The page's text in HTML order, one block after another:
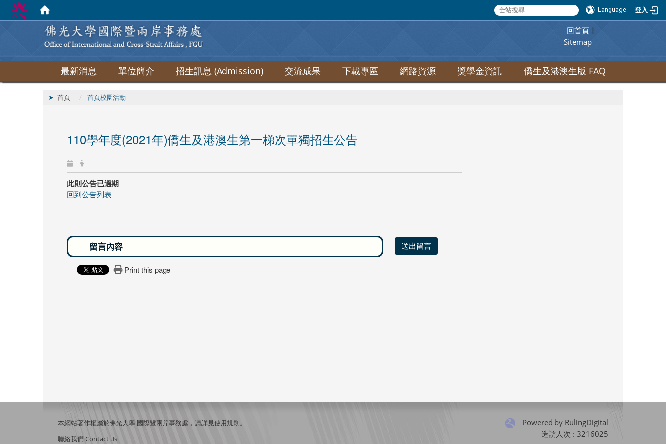
Language 登入
:::
回首頁 |
Sitemap
最新消息 單位簡介 招生訊息 (Admission) 交流成果 下載專區 網路資源 獎學金資訊 僑生及港澳生版 FAQ
首頁 首頁校園活動
110學年度(2021年)僑生及港澳生第一梯次單獨招生公告
此則公告已過期
回到公告列表
送出留言
Print this page
本網站著作權屬於佛光大學 國際暨兩岸事務處，請詳見使用規則。
聯絡我們 Contact Us
Powered by RulingDigital
造訪人次 : 3216025